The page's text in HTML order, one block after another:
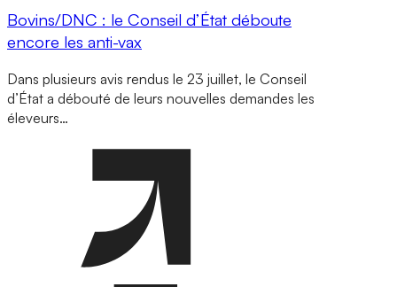
Bovins/DNC : le Conseil d’État déboute
encore les anti-vax
Dans plusieurs avis rendus le 23 juillet, le Conseil
d’État a débouté de leurs nouvelles demandes les
éleveurs…